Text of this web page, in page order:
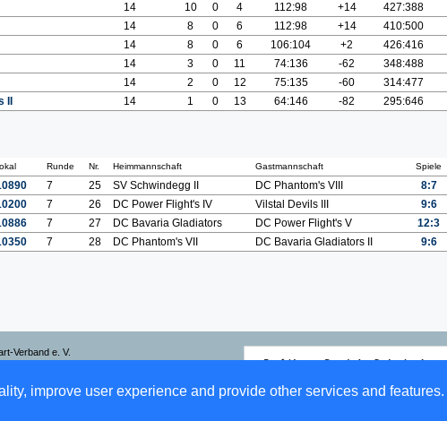
improve user experience and provide other services and features.
14 10 0 4 112:98 +14 427:388
14 8 0 6 112:98 +14 410:500
14 8 0 6 106:104 +2 426:416
14 3 0 11 74:136 -62 348:488
14 2 0 12 75:135 -60 314:477
14 1 0 13 64:146 -82 295:646
Runde Nr. Heimmannschaft Gastmannschaft Spiele
7 25 SV Schwindegg II DC Phantom's VIII
8:7
7 26 DC Power Flight's IV Vilstal Devils III
9:6
7 27 DC Bavaria Gladiators DC Power Flight's V
12:3
7 28 DC Phantom's VII DC Bavaria Gladiators II 9:6
Verband e. V.